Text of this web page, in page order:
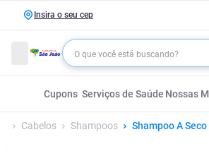
Insira o seu cep
Cupons Serviços de Saúde Nossas
Cabelos Shampoos Shampoo A Seco